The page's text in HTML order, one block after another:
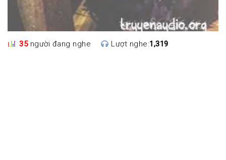
35người đang nghe Lượt nghe:1,319